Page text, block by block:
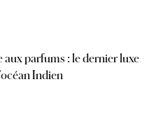
aux parfums : le dernier luxe
Indien